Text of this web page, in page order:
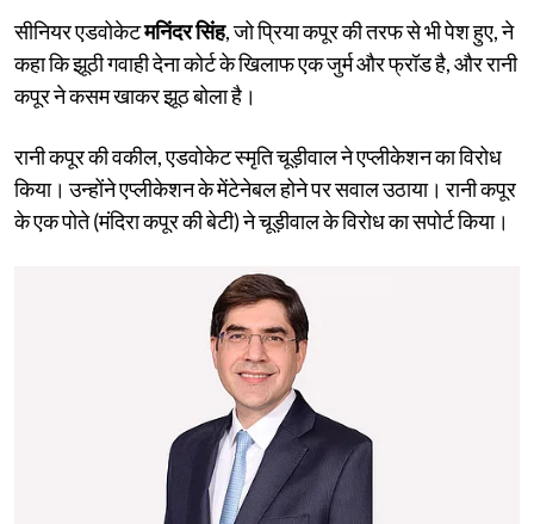
सीनियर एडवोकेटमनिंदर सिंह, जो प्रिया कपूर की तरफ से भी पेश हुए, ने
कहा कि झूठी गवाही देना कोर्ट के खिलाफ एक जुर्म और फ्रॉड है, और रानी
कपूर ने कसम खाकर झूठ बोला है।
रानी कपूर की वकील, एडवोकेट स्मृति चूड़ीवाल ने एप्लीकेशन का विरोध
किया। उन्होंने एप्लीकेशन के मेंटेनेबल होने पर सवाल उठाया। रानी कपूर
के एक पोते (मंदिरा कपूर की बेटी) ने चूड़ीवाल के विरोध का सपोर्ट किया।